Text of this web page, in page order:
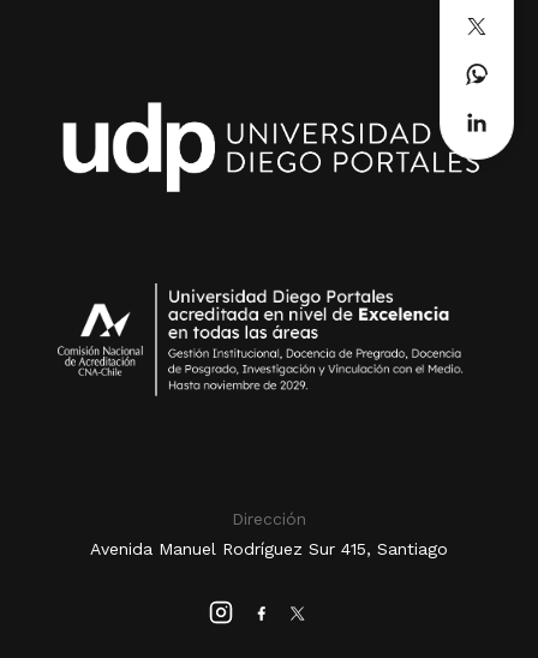
Dirección
Avenida Manuel Rodríguez Sur 415, Santiago